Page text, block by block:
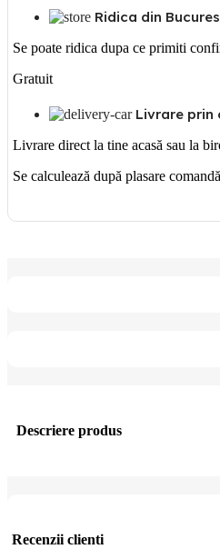
Ridica din
Se poate ridica dupa ce primiti
Gratuit
Livrare prin
Livrare direct la tine acasă sau la
Se calculează după plasare comandă
Descriere produs
Recenzii clienti